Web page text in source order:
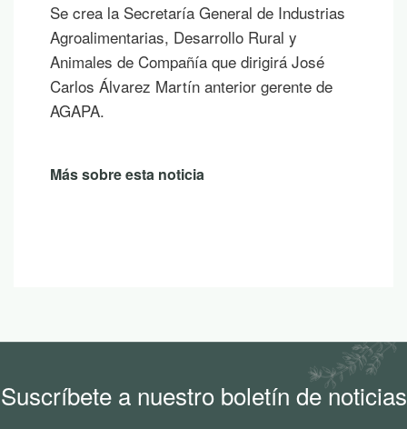
Se crea la Secretaría General de Industrias
Agroalimentarias, Desarrollo Rural y
Animales de Compañía que dirigirá José
Carlos Álvarez Martín anterior gerente de
AGAPA.
Más sobre esta noticia
Suscríbete a nuestro boletín de noticias